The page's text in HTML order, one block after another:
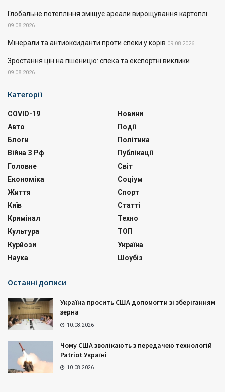
Глобальне потепління зміщує ареали вирощування картоплі
09.08.2026
Мінерали та антиоксиданти проти спеки у корів 09.08.2026
Зростання цін на пшеницю: спека та експортні виклики
09.08.2026
Категорії
COVID-19
Авто
Блоги
Війна З Рф
Головне
Економіка
Життя
Київ
Кримінал
Культура
Курйози
Наука
Новини
Події
Політика
Публікації
Світ
Соціум
Спорт
Статті
Техно
ТОП
Україна
Шоубіз
Останні дописи
Україна просить США допомогти зі зберіганням
зерна
10.08.2026
Чому США зволікають з передачею технологій
Patriot Україні
10.08.2026